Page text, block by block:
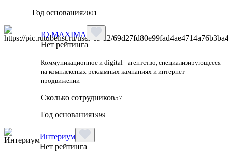
Год основания2001
IQ MAXIMA
Нет рейтинга
Коммуникационное и digital - агентство, специализирующееся
на комплексных рекламных кампаниях и интернет -
продвижении
Сколько сотрудников57
Год основания1999
Интериум
Нет рейтинга